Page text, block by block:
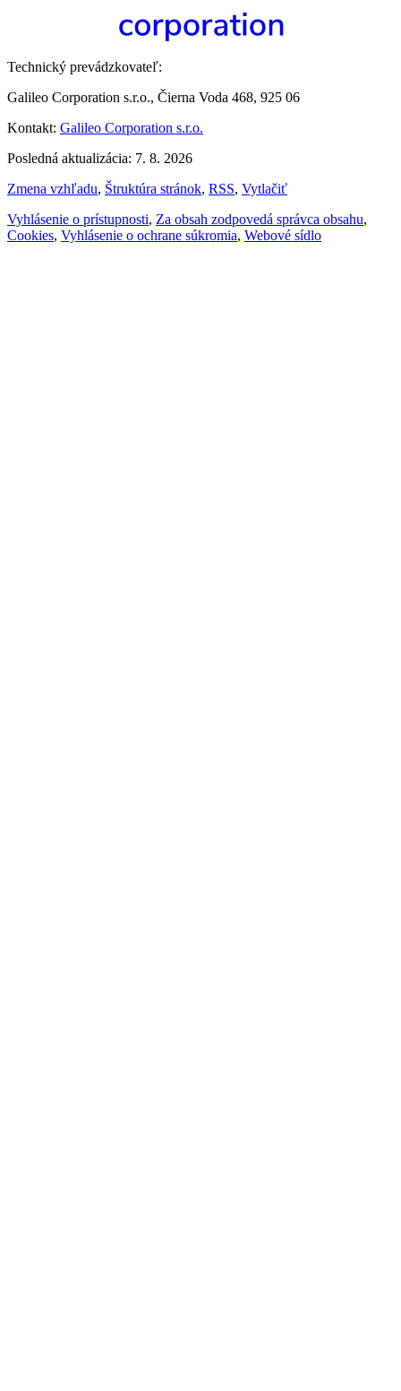
Technický prevádzkovateľ:
Galileo Corporation s.r.o., Čierna Voda 468, 925 06
Kontakt: Galileo Corporation s.r.o.
Posledná aktualizácia: 7. 8. 2026
Zmena vzhľadu, Štruktúra stránok, RSS, Vytlačiť
Vyhlásenie o prístupnosti, Za obsah zodpovedá správca obsahu,
Cookies, Vyhlásenie o ochrane súkromia, Webové sídlo